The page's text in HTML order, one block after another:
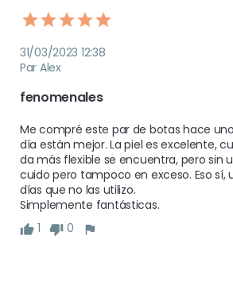
31/03/2023 12:38
Par Alex
fenomenales
Me compré este par de botas hace
día están mejor. La piel es excelente,
da más flexible se encuentra, pero sin
cuido pero tampoco en exceso. Eso sí,
días que no las utilizo.
Simplemente fantásticas.
1
0